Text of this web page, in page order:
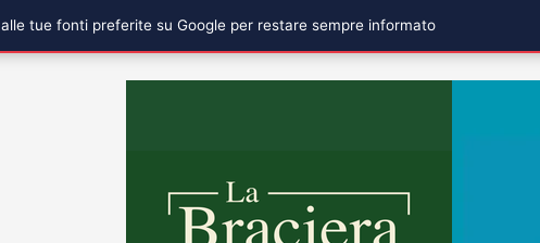
alle tue fonti preferite su Google per restare sempre informato